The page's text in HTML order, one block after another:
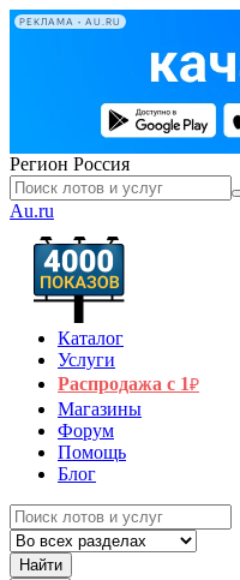
РЕКЛАМА • AU.RU
Регион Россия
Au.ru
Каталог
Услуги
Распродажа с 1₽
Магазины
Форум
Помощь
Блог
Найти